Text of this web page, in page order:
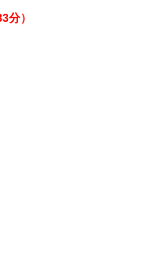
分）